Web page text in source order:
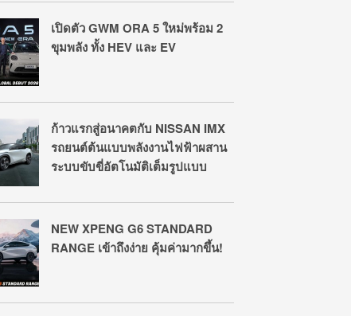
เปิดตัว GWM ORA 5 ใหม่พร้อม 2
ขุมพลัง ทั้ง HEV และ EV
ก้าวแรกสู่อนาคตกับ NISSAN IMX
รถยนต์ต้นแบบพลังงานไฟฟ้าผสาน
ระบบขับขี่อัตโนมัติเต็มรูปแบบ
NEW XPENG G6 STANDARD
RANGE เข้าถึงง่าย คุ้มค่ามากขึ้น!